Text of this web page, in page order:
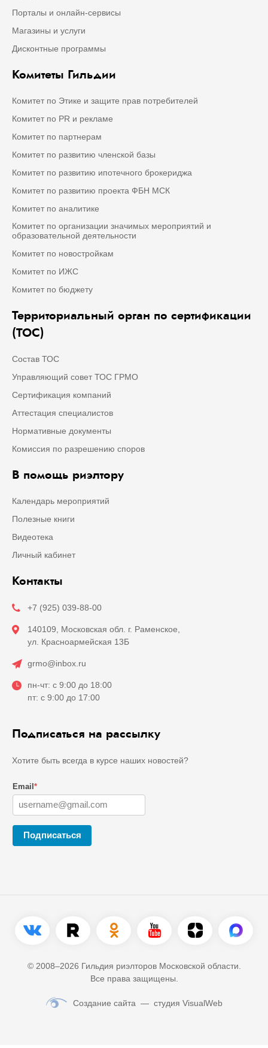
Порталы и онлайн-сервисы
Магазины и услуги
Дисконтные программы
Комитеты Гильдии
Комитет по Этике и защите прав потребителей
Комитет по PR и рекламе
Комитет по партнерам
Комитет по развитию членской базы
Комитет по развитию ипотечного брокериджа
Комитет по развитию проекта ФБН МСК
Комитет по аналитике
Комитет по организации значимых мероприятий и
образовательной деятельности
Комитет по новостройкам
Комитет по ИЖС
Комитет по бюджету
Территориальный орган по сертификации
(ТОС)
Состав ТОС
Управляющий совет ТОС ГРМО
Сертификация компаний
Аттестация специалистов
Нормативные документы
Комиссия по разрешению споров
В помощь риэлтору
Календарь мероприятий
Полезные книги
Видеотека
Личный кабинет
Контакты
+7 (925) 039-88-00
140109, Московская обл. г. Раменское,
ул. Красноармейская 13Б
grmo@inbox.ru
пн-чт: с 9:00 до 18:00
пт: с 9:00 до 17:00
Подписаться на рассылку
Хотите быть всегда в курсе наших новостей?
Email *
Подписаться
© 2008–2026 Гильдия риэлторов Московской области.
Все права защищены.
Создание сайта — студия VisualWeb